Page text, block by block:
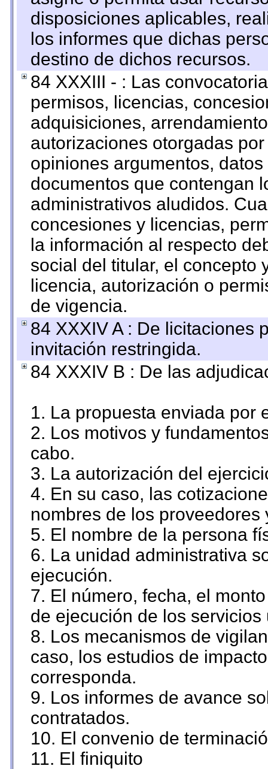
disposiciones aplicables,
los informes que dichas
destino de dichos recursos.
84 XXXIII - : Las
permisos, licencias,
adquisiciones,
autorizaciones otorgadas
opiniones argumentos,
documentos que contengan
administrativos aludidos.
concesiones y licencias,
la información al respecto
social del titular, el concepto
licencia, autorización o
de vigencia.
84 XXXIV A : De licitaciones
invitación restringida.
84 XXXIV B : De las
1. La propuesta enviada por
2. Los motivos y
cabo.
3. La autorización del
4. En su caso, las
nombres de los proveedores
5. El nombre de la persona
6. La unidad administrativa
ejecución.
7. El número, fecha, el
de ejecución de los servicios
8. Los mecanismos de
caso, los estudios de
corresponda.
9. Los informes de avance
contratados.
10. El convenio de
11. El finiquito